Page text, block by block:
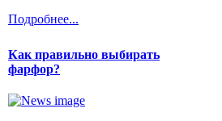
Подробнее...
Как правильно выбирать
фарфор?